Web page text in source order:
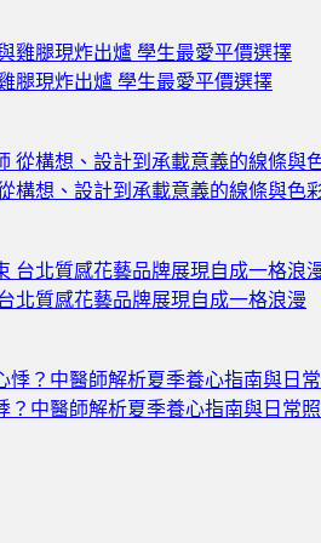
腿現炸出爐 學生最愛平價選擇
構想、設計到承載意義的線條與色
北質感花藝品牌展現自成一格浪漫
？中醫師解析夏季養心指南與日常